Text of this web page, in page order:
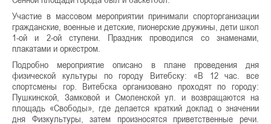
Участие в массовом мероприятии принимали спорторганизации
гражданские, военные и детские, пионерские дружины, дети школ
1-ой и 2-ой ступени. Праздник проводился со знаменами,
плакатами и оркестром.
Подробно мероприятие описано в плане проведения дня
физической культуры по городу Витебску: «В 12 час. все
спортсмены гор. Витебска организовано проходят по городу:
Пушкинской, Замковой и Смоленской ул. и возвращаются на
площадь «Свободы», где делается краткий доклад о значении
дня Физкультуры, затем произносятся приветственные речи.